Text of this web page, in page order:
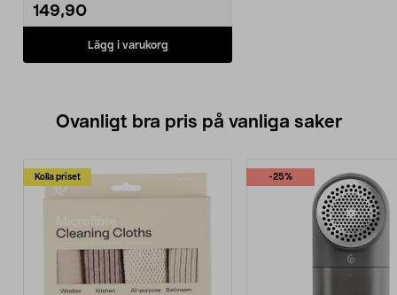
149,90
Lägg i varukorg
Ovanligt bra pris på vanliga saker
Kolla priset -25%